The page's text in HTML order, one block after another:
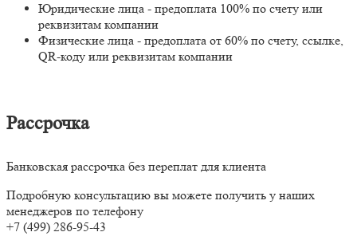
Юридические лица - предоплата 100% по счету или
реквизитам компании
Физические лица - предоплата от 60% по счету, ссылке,
QR-коду или реквизитам компании
Рассрочка
Банковская рассрочка без переплат для клиента
Подробную консультацию вы можете получить у наших
менеджеров по телефону
+7 (499) 286-95-43